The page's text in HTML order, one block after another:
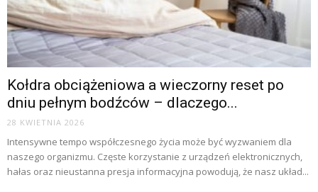
Kołdra obciążeniowa a wieczorny reset po
dniu pełnym bodźców – dlaczego...
28 KWIETNIA 2026
Intensywne tempo współczesnego życia może być wyzwaniem dla
naszego organizmu. Częste korzystanie z urządzeń elektronicznych,
hałas oraz nieustanna presja informacyjna powodują, że nasz układ...